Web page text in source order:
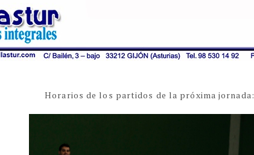
Horarios de los partidos de la próxima jornada: